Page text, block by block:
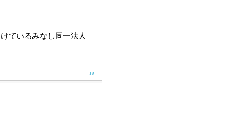
ているみなし同一法人